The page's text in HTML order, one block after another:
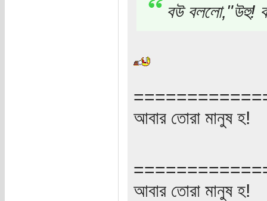
বউ বললো,"উহু!
আবার তোরা মানুষ হ!
আবার তোরা মানুষ হ!